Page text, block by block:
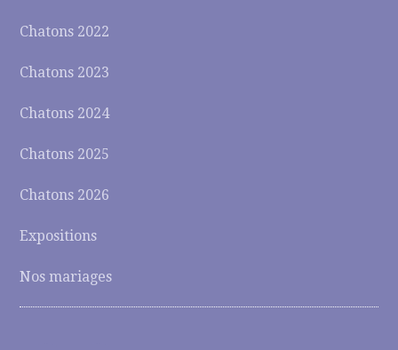
Chatons 2022
Chatons 2023
Chatons 2024
Chatons 2025
Chatons 2026
Expositions
Nos mariages